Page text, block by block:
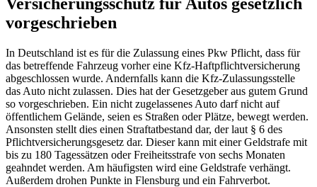
vorgeschrieben
In Deutschland ist es für die Zulassung eines Pkw Pflicht, dass für
das betreffende Fahrzeug vorher eine Kfz-Haftpflichtversicherung
abgeschlossen wurde. Andernfalls kann die Kfz-Zulassungsstelle
das Auto nicht zulassen. Dies hat der Gesetzgeber aus gutem Grund
so vorgeschrieben. Ein nicht zugelassenes Auto darf nicht auf
öffentlichem Gelände, seien es Straßen oder Plätze, bewegt werden.
Ansonsten stellt dies einen Straftatbestand dar, der laut § 6 des
Pflichtversicherungsgesetz dar. Dieser kann mit einer Geldstrafe mit
bis zu 180 Tagessätzen oder Freiheitsstrafe von sechs Monaten
geahndet werden. Am häufigsten wird eine Geldstrafe verhängt.
Außerdem drohen Punkte in Flensburg und ein Fahrverbot.